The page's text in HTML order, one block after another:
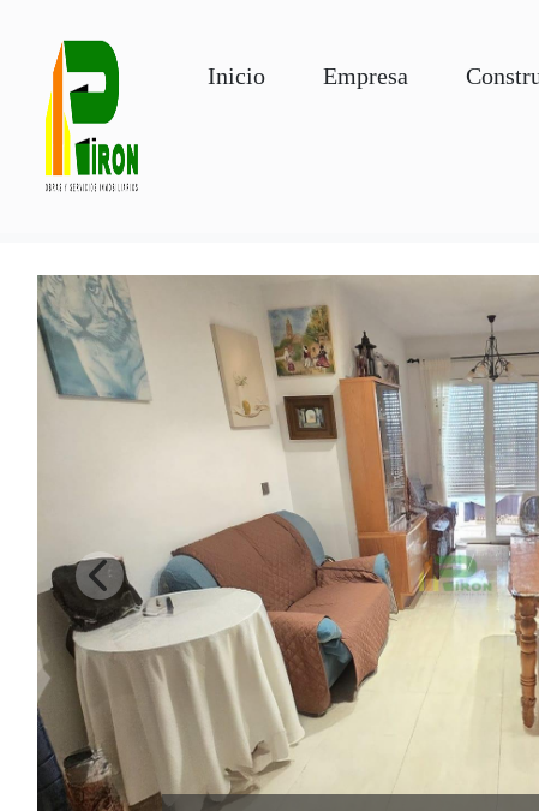
Inicio Empresa